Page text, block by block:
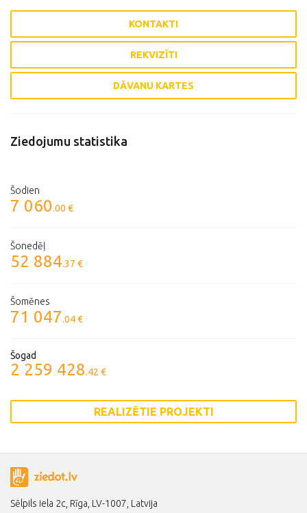
KONTAKTI
REKVIZĪTI
DĀVANU KARTES
Ziedojumu statistika
Šodien
7 060.00 €
Šonedēļ
52 884.37 €
Šomēnes
71 047.04 €
Šogad
2 259 428.42 €
REALIZĒTIE PROJEKTI
Sēlpils iela 2c, Rīga, LV-1007, Latvija